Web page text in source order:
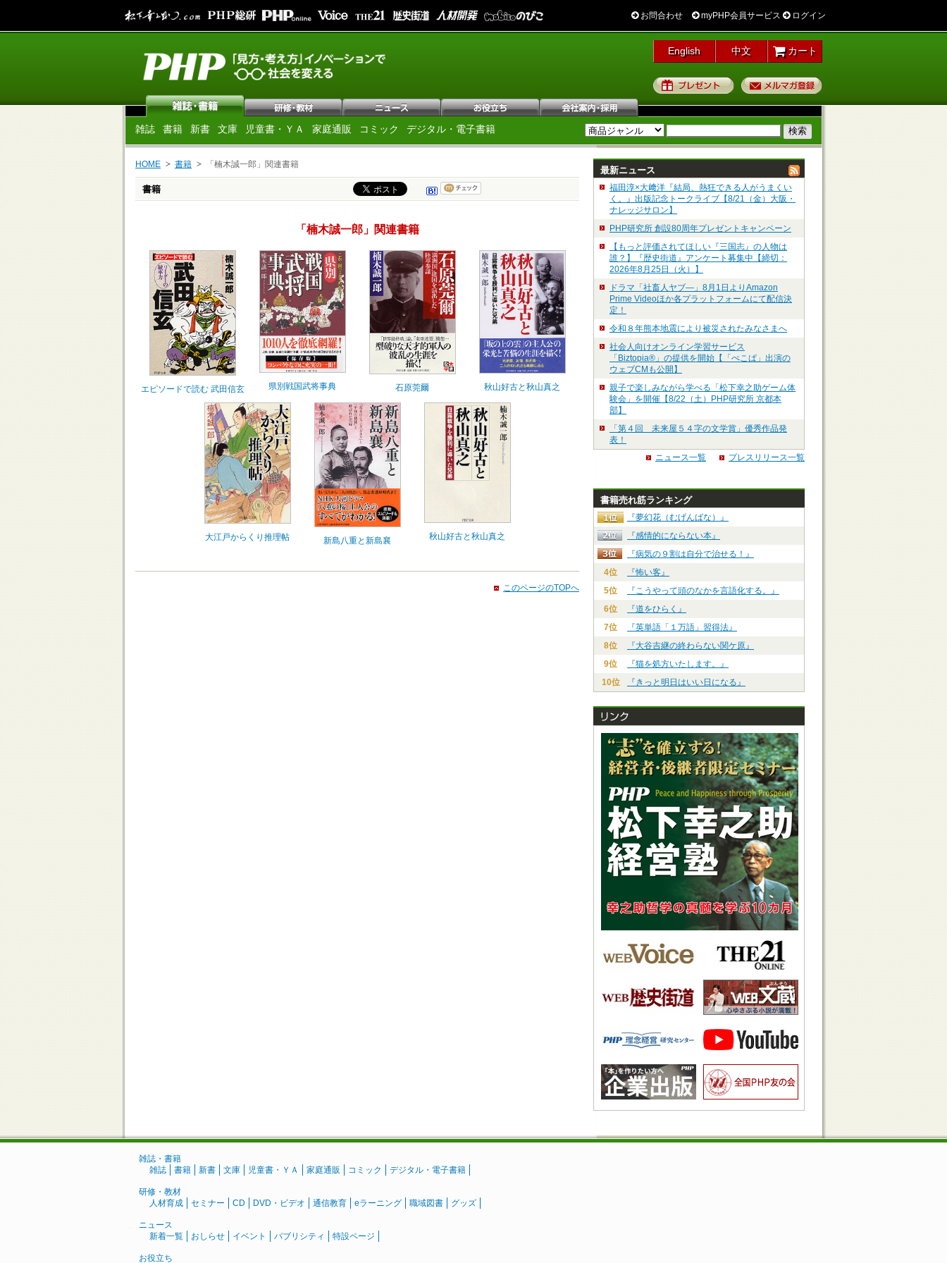
お問合わせ myPHP会員サービス ログイン
English 中文 カート
プレゼント
雑誌 書籍 新書 文庫 児童書・ＹＡ 家庭通販 コミック デジタル・電子書籍
HOME 書籍 「楠木誠一郎」関連書籍
書籍
「楠木誠一郎」関連書籍
エピソードで読む 武田信玄 県別戦国武将事典 石原莞爾 秋山好古と秋山真之
大江戸からくり推理帖 新島八重と新島襄 秋山好古と秋山真之
このページのTOPへ
最新ニュース
福田淳×大﨑洋『結局、熱狂できる人がうまくい
く。』出版記念トークライブ【8/21（金）大阪・
ナレッジサロン】
PHP研究所 創設80周年プレゼントキャンペーン
【もっと評価されてほしい『三国志』の人物は
誰？】『歴史街道』アンケート募集中【締切：
2026年8月25日（火）】
ドラマ「社畜人ヤブ―」8月1日よりAmazon
Prime Videoほか各プラットフォームにて配信決
定！
令和８年熊本地震により被災されたみなさまへ
社会人向けオンライン学習サービス
「Biztopia®」の提供を開始【「ぺこぱ」出演の
ウェブCMも公開】
親子で楽しみながら学べる「松下幸之助ゲーム体
験会」を開催【8/22（土）PHP研究所 京都本
部】
「第４回 未来屋５４字の文学賞」優秀作品発
表！
ニュース一覧
プレスリリース一覧
書籍売れ筋ランキング
『夢幻花（むげんばな）』
『感情的にならない本』
『病気の９割は自分で治せる！』
4位
『怖い客』
5位
『こうやって頭のなかを言語化する。』
6位
『道をひらく』
7位
『英単語「１万語」習得法』
8位
『大谷吉継の終わらない関ケ原』
9位
『猫を処方いたします。』
10位
『きっと明日はいい日になる』
雑誌・書籍
雑誌
書籍 新書 文庫 児童書・ＹＡ 家庭通販 コミック デジタル・電子書籍
研修・教材
人材育成
セミナー CD DVD・ビデオ 通信教育 eラーニング 職域図書 グッズ
ニュース
新着一覧
おしらせ イベント パブリシティ 特設ページ
お役立ち